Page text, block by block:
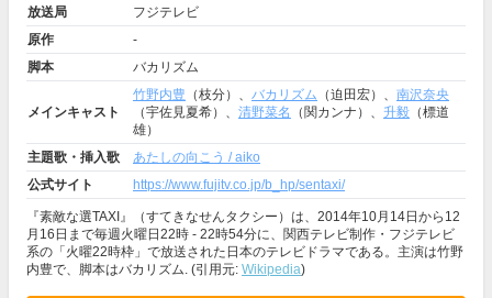
放送局
フジテレビ
原作
-
脚本
バカリズム
メインキャスト
竹野内豊 （枝分）、 バカリズム （迫田宏）、 南沢奈央
（宇佐見夏希）、 清野菜名 （関カンナ）、 升毅 （標道
雄）
主題歌・挿入歌
あたしの向こう / aiko
公式サイト
https://www.fujitv.co.jp/b_hp/sentaxi/
『素敵な選TAXI』（すてきなせんタクシー）は、2014年10月14日から12
月16日まで毎週火曜日22時 - 22時54分に、関西テレビ制作・フジテレビ
系の「火曜22時枠」で放送された日本のテレビドラマである。主演は竹野
内豊で、脚本はバカリズム. (引用元: Wikipedia)